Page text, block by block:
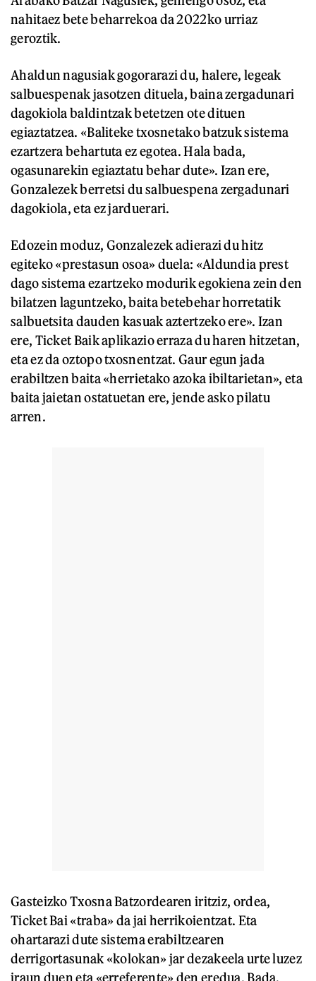
nahitaez bete beharrekoa da 2022ko urriaz
geroztik.
Ahaldun nagusiak gogorarazi du, halere, legeak
salbuespenak jasotzen dituela, baina zergadunari
dagokiola baldintzak betetzen ote dituen
egiaztatzea. «Baliteke txosnetako batzuk sistema
ezartzera behartuta ez egotea. Hala bada,
ogasunarekin egiaztatu behar dute». Izan ere,
Gonzalezek berretsi du salbuespena zergadunari
dagokiola, eta ez jarduerari.
Edozein moduz, Gonzalezek adierazi du hitz
egiteko «prestasun osoa» duela: «Aldundia prest
dago sistema ezartzeko modurik egokiena zein den
bilatzen laguntzeko, baita betebehar horretatik
salbuetsita dauden kasuak aztertzeko ere». Izan
ere, Ticket Baik aplikazio erraza du haren hitzetan,
eta ez da oztopo txosnentzat. Gaur egun jada
erabiltzen baita «herrietako azoka ibiltarietan», eta
baita jaietan ostatuetan ere, jende asko pilatu
arren.
Gasteizko Txosna Batzordearen iritziz, ordea,
Ticket Bai «traba» da jai herrikoientzat. Eta
ohartarazi dute sistema erabiltzearen
derrigortasunak «kolokan» jar dezakeela urte luzez
iraun duen eta «erreferente» den eredua. Bada,